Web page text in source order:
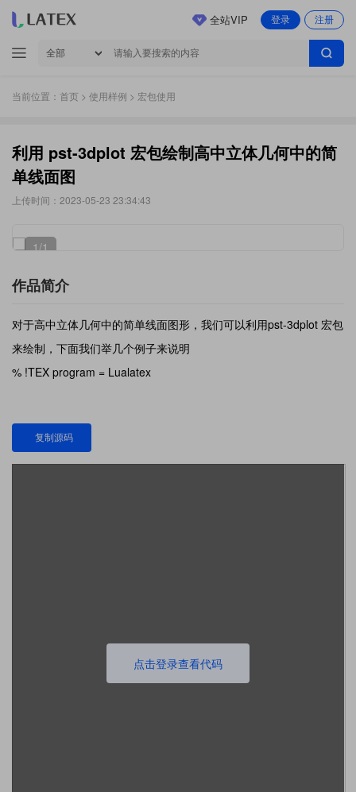
登录 注册
全站VIP
当前位置： 首页 > 使用样例 > 宏包使用
利用 pst-3dplot 宏包绘制高中立体几何中的简
单线面图
上传时间：2023-05-23 23:34:43
1/1
作品简介
对于高中立体几何中的简单线面图形，我们可以利用pst-3dplot 宏包
来绘制，下面我们举几个例子来说明
% !TEX program = Lualatex
复制源码
点击登录查看代码